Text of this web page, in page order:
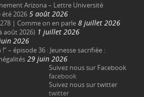
Arizona – Lettre Université
2026 5 août 2026
| Comme on en parle 8 juillet 2026
août 2026) 1 juillet 2026
2026
– épisode 36 : Jeunesse sacrifiée :
29 juin 2026
Suivez nous sur Facebook
facebook
Suivez nous sur twitter
twitter